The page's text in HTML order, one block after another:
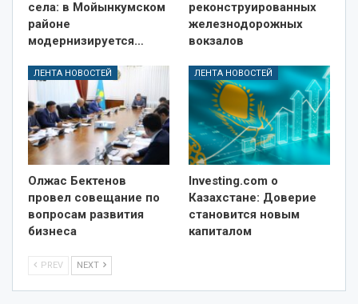
села: в Мойынкумском
районе
модернизируется…
реконструированных
железнодорожных
вокзалов
ЛЕНТА НОВОСТЕЙ
Олжас Бектенов
провел совещание по
вопросам развития
бизнеса
ЛЕНТА НОВОСТЕЙ
Investing.com о
Казахстане: Доверие
становится новым
капиталом
PREV NEXT